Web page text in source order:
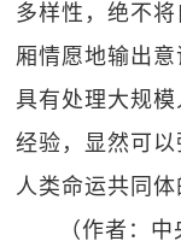
多样性，绝不
厢情愿地输出
具有处理大规
经验，显然可
人类命运共同体
（作者：